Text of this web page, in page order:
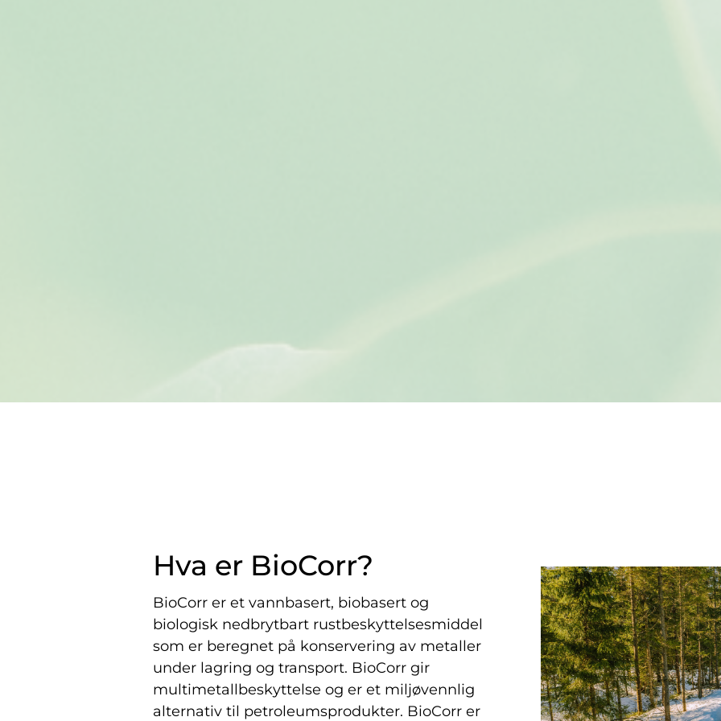
Hva er BioCorr?
BioCorr er et vannbasert, biobasert og
biologisk nedbrytbart rustbeskyttelsesmiddel
som er beregnet på konservering av metaller
under lagring og transport. BioCorr gir
multimetallbeskyttelse og er et miljøvennlig
alternativ til petroleumsprodukter. BioCorr er